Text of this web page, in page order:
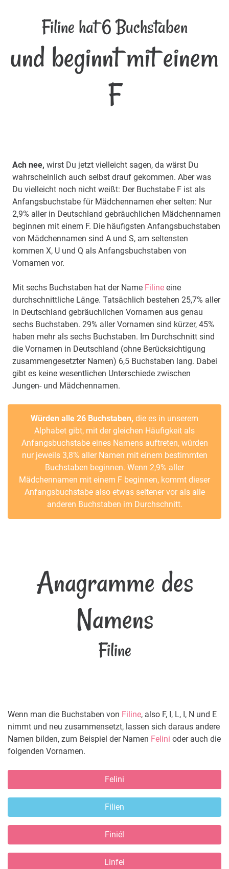
Filine hat 6 Buchstaben
und beginnt mit einem
F
Ach nee, wirst Du jetzt vielleicht sagen, da wärst Du
wahrscheinlich auch selbst drauf gekommen. Aber was
Du vielleicht noch nicht weißt: Der Buchstabe F ist als
Anfangsbuchstabe für Mädchennamen eher selten: Nur
2,9% aller in Deutschland gebräuchlichen Mädchennamen
beginnen mit einem F. Die häufigsten Anfangsbuchstaben
von Mädchennamen sind A und S, am seltensten
kommen X, U und Q als Anfangsbuchstaben von
Vornamen vor.
Mit sechs Buchstaben hat der Name Filine eine
durchschnittliche Länge. Tatsächlich bestehen 25,7% aller
in Deutschland gebräuchlichen Vornamen aus genau
sechs Buchstaben. 29% aller Vornamen sind kürzer, 45%
haben mehr als sechs Buchstaben. Im Durchschnitt sind
die Vornamen in Deutschland (ohne Berücksichtigung
zusammengesetzter Namen) 6,5 Buchstaben lang. Dabei
gibt es keine wesentlichen Unterschiede zwischen
Jungen- und Mädchennamen.
Würden alle 26 Buchstaben, die es in unserem
Alphabet gibt, mit der gleichen Häufigkeit als
Anfangsbuchstabe eines Namens auftreten, würden
nur jeweils 3,8% aller Namen mit einem bestimmten
Buchstaben beginnen. Wenn 2,9% aller
Mädchennamen mit einem F beginnen, kommt dieser
Anfangsbuchstabe also etwas seltener vor als alle
anderen Buchstaben im Durchschnitt.
Anagramme des
Namens
Filine
Wenn man die Buchstaben von Filine, also F, I, L, I, N und E
nimmt und neu zusammensetzt, lassen sich daraus andere
Namen bilden, zum Beispiel der Namen Felini oder auch die
folgenden Vornamen.
Felini
Filien
Finiél
Linfei